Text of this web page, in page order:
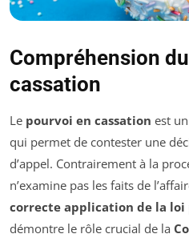
Compréhension
cassation
Le pourvoi en cassation est
qui permet de contester une
d’appel. Contrairement à la
n’examine pas les faits de
correcte application de la loi
démontre le rôle crucial de la